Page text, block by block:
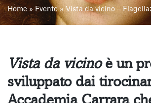
Home» Evento»Vista da vicino –
Vista da vicinoè un
sviluppato dai